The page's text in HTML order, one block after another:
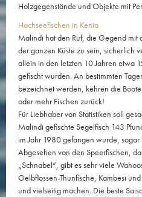
Holzgegenstände und Objekte mit
Hochseefischen in Kenia
Malindi hat den Ruf, die Gegend mit
der ganzen Küste zu sein, sicherlich
allein in den letzten 10 Jahren etwa
gefischt wurden. An bestimmten
bezeichnet werden, kehren die
oder mehr Fischen zurück!
Für Liebhaber von Statistiken soll
Malindi gefischte Segelfisch 143
im Jahr 1980 gefangen wurde, sogar
Abgesehen von den Speerfischen,
„Schnabel“, gibt es sehr viele
Gelbflossen-Thunfische, Kambesi
und vielseitig machen. Die beste